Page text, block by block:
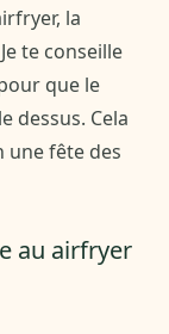
la
te conseille
que le
dessus. Cela
fête des
au airfryer